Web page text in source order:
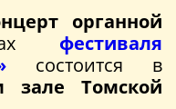
органной
фестиваля
состоится в
зале Томской